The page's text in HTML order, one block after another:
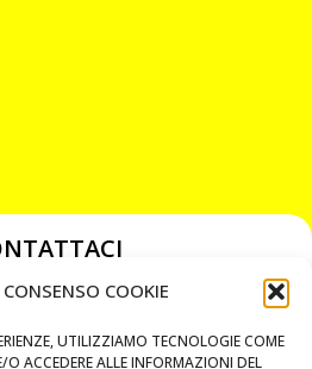
COOKIE
UTILIZZIAMO TECNOLOGIE COME
O ACCEDERE ALLE INFORMAZIONI DEL